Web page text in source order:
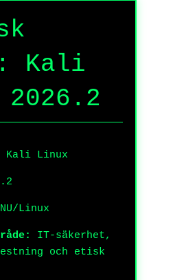
Kali
Kali Linux
Linux
IT-säkerhet,
och etisk